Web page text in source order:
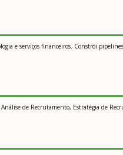
e serviços financeiros. Constrói
de Recrutamento, Estratégia de